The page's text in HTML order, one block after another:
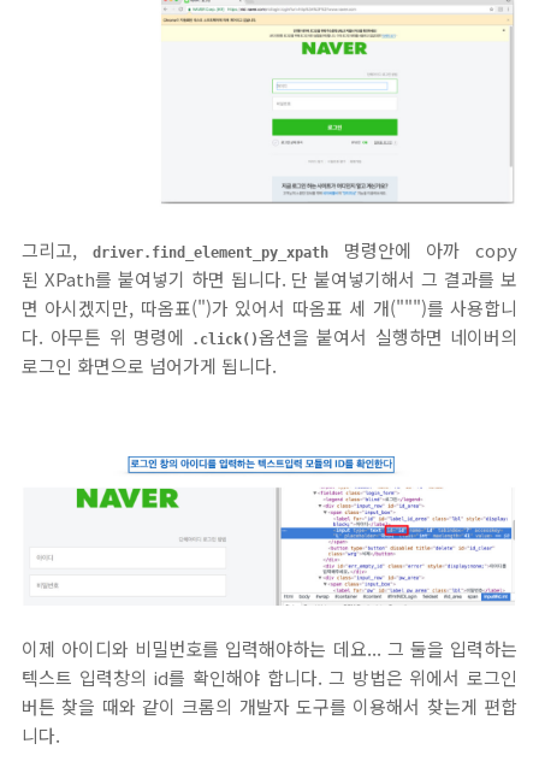
그리고, driver.find_element_py_xpath명령안에 아까 copy
된 XPath를 붙여넣기 하면 됩니다. 단 붙여넣기해서 그 결과를 보
면 아시겠지만, 따옴표(")가 있어서 따옴표 세 개(""")를 사용합니
다. 아무튼 위 명령에
.click()옵션을 붙여서 실행하면 네이버의
로그인 화면으로 넘어가게 됩니다.
이제 아이디와 비밀번호를 입력해야하는 데요... 그 둘을 입력하는
텍스트 입력창의 id를 확인해야 합니다. 그 방법은 위에서 로그인
버튼 찾을 때와 같이 크롬의 개발자 도구를 이용해서 찾는게 편합
니다.